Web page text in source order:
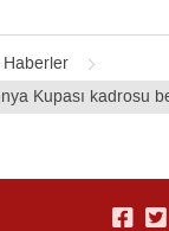
Haberler
Kupası kadrosu